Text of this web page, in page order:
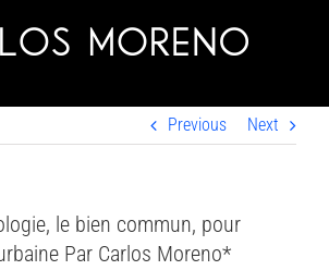
Previous Next
le bien commun, pour
Par Carlos Moreno*